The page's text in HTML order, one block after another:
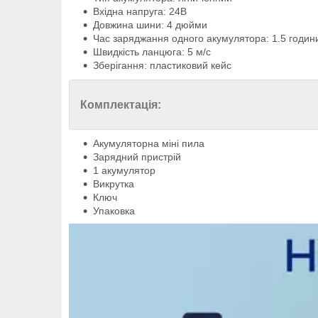
Вхідна напруга: 24В
Довжина шини: 4 дюйми
Час заряджання одного акумулятора: 1.5
Швидкість ланцюга: 5 м/с
Зберігання: пластиковий кейс
Комплектація:
Акумуляторна міні пила
Зарядний пристрій
1 акумулятор
Викрутка
Ключ
Упаковка